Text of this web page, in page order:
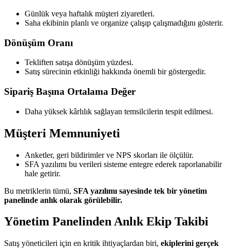
Günlük veya haftalık müşteri ziyaretleri.
Saha ekibinin planlı ve organize çalışıp çalışmadığını gösterir.
Dönüşüm Oranı
Tekliften satışa dönüşüm yüzdesi.
Satış sürecinin etkinliği hakkında önemli bir göstergedir.
Sipariş Başına Ortalama Değer
Daha yüksek kârlılık sağlayan temsilcilerin tespit edilmesi.
Müşteri Memnuniyeti
Anketler, geri bildirimler ve NPS skorları ile ölçülür.
SFA yazılımı bu verileri sisteme entegre ederek raporlanabilir
hale getirir.
Bu metriklerin tümü, SFA yazılımı sayesinde tek bir yönetim
panelinde anlık olarak görülebilir.
Yönetim Panelinden Anlık Ekip Takibi
Satış yöneticileri için en kritik ihtiyaçlardan biri, ekiplerini gerçek